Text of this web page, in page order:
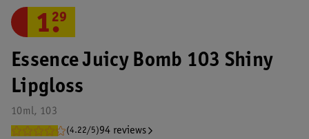
Essence Juicy Bomb 103 Shiny
Lipgloss
10ml, 103
(4.22/5)94 reviews
1.
29